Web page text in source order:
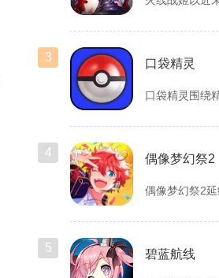
3 口袋精灵
4 偶像梦幻祭2
5 碧蓝航线